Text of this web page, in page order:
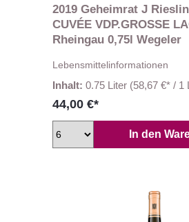
2019 Geheimrat J
CUVÉE VDP.GROSSE
Rheingau 0,75l Wegeler
Lebensmittelinformationen
Inhalt: 0.75 Liter (58,67 €* / 1
44,00 €*
In den